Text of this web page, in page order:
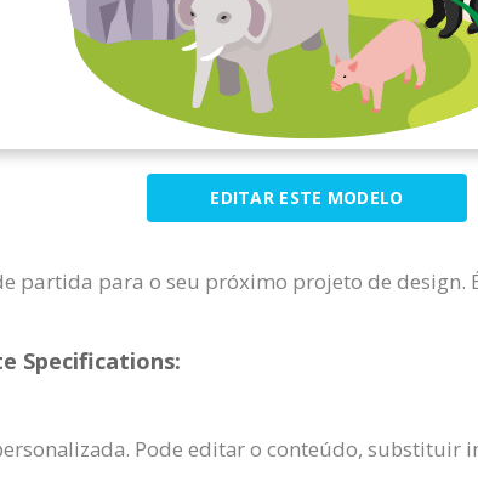
EDITAR ESTE MODELO
partida para o seu próximo projeto de design.
Specifications:
Pode editar o conteúdo, substituir